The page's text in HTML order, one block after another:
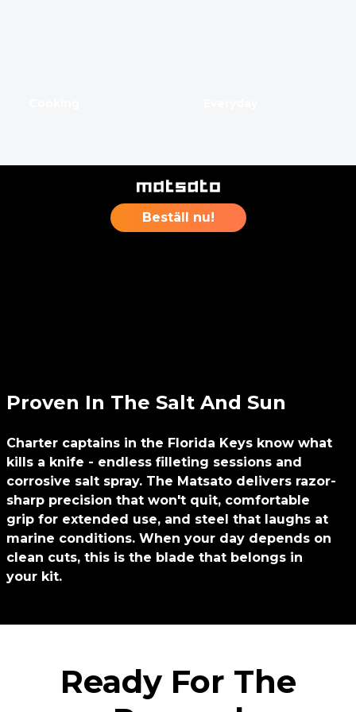
Beställ nu!
Proven In The Salt And Sun
Charter captains in the Florida Keys know what
kills a knife - endless filleting sessions and
corrosive salt spray. The Matsato delivers razor-
sharp precision that won't quit, comfortable
grip for extended use, and steel that laughs at
marine conditions. When your day depends on
clean cuts, this is the blade that belongs in
your kit.
Ready For The